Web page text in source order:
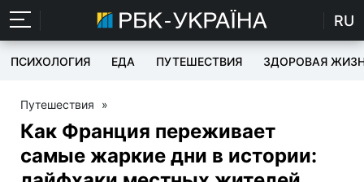
RU
ПСИХОЛОГИЯ ЕДА ПУТЕШЕСТВИЯ ЗДОРОВАЯ
Путешествия »
Как Франция переживает
самые жаркие дни в истории: